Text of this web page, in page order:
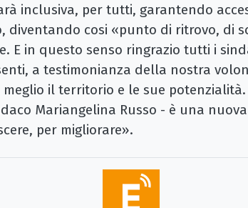
inclusiva, per tutti, garantendo
diventando cosi «punto di ritrovo, di
E in questo senso ringrazio tutti i
a testimonianza della nostra
il territorio e le sue
Mariangelina Russo - è una
per migliorare».